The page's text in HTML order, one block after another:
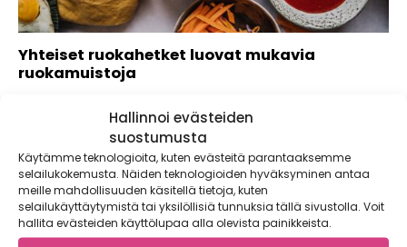
Hallinnoi evästeiden
suostumusta
Käytämme teknologioita, kuten evästeitä parantaaksemme
selailukokemusta. Näiden teknologioiden hyväksyminen antaa
meille mahdollisuuden käsitellä tietoja, kuten
selailukäyttäytymistä tai yksilöllisiä tunnuksia tällä sivustolla. Voit
hallita evästeiden käyttölupaa alla olevista painikkeista.
Yhteiset ruokahetket luovat mukavia
ruokamuistoja
Yhteisessä pöydässä kannustetaan kokeilemaan erilaisia